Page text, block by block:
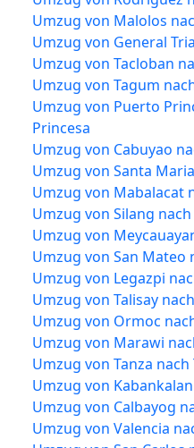
Umzug von Malolos
Umzug von General
Umzug von Tacloban
Umzug von Tagum
Umzug von Puerto
Princesa
Umzug von Cabuyao
Umzug von Santa
Umzug von Mabalacat
Umzug von Silang nach
Umzug von
Umzug von San Mateo
Umzug von Legazpi
Umzug von Talisay
Umzug von Ormoc
Umzug von Marawi
Umzug von Tanza nach
Umzug von
Umzug von Calbayog
Umzug von Valencia